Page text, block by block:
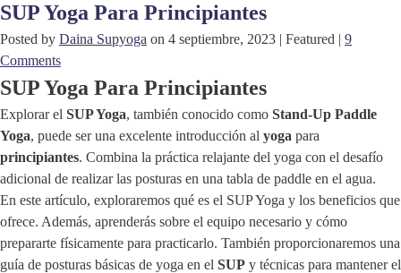
SUP Yoga Para Principiantes
Posted by Daina Supyoga on 4 septiembre, 2023 | Featured | 9
Comments
SUP Yoga Para Principiantes
Explorar el SUP Yoga, también conocido como Stand-Up Paddle
Yoga, puede ser una excelente introducción al yoga para
principiantes. Combina la práctica relajante del yoga con el desafío
adicional de realizar las posturas en una tabla de paddle en el agua.
En este artículo, exploraremos qué es el SUP Yoga y los beneficios que
ofrece. Además, aprenderás sobre el equipo necesario y cómo
prepararte físicamente para practicarlo. También proporcionaremos una
guía de posturas básicas de yoga en el SUP y técnicas para mantener el